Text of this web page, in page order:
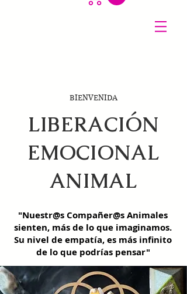
BIENVENIDA
LIBERACIÓN
EMOCIONAL
ANIMAL
"Nuestr@s Compañer@s Animales
sienten, más de lo que imaginamos.
Su nivel de empatía, es más infinito
de lo que podrías pensar"